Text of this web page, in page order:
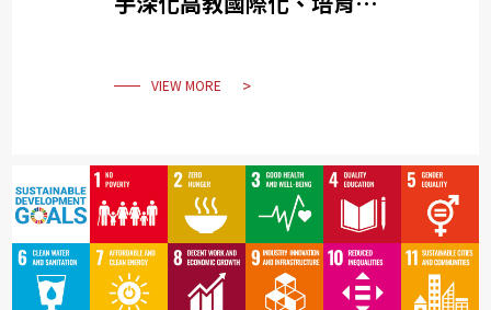
VIEW MORE